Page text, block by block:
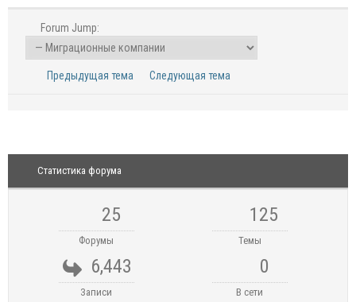
Forum Jump:
Предыдущая тема Следующая тема
Статистика форума
25
Форумы
125
Темы
6,443
Записи
0
В сети